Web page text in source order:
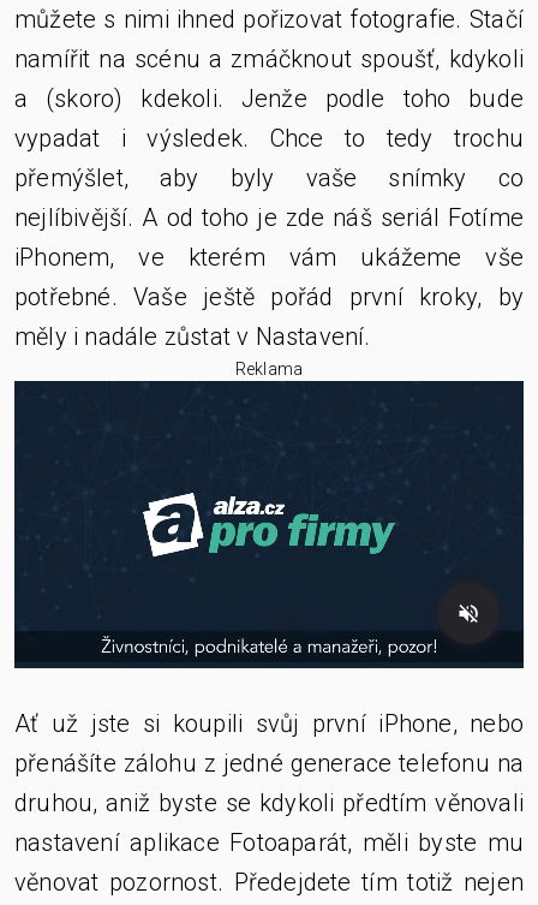
můžete s nimi ihned pořizovat fotografie. Stačí
namířit na scénu a zmáčknout spoušť, kdykoli
a (skoro) kdekoli. Jenže podle toho bude
vypadat i výsledek. Chce to tedy trochu
přemýšlet, aby byly vaše snímky co
nejlíbivější. A od toho je zde náš seriál Fotíme
iPhonem, ve kterém vám ukážeme vše
potřebné. Vaše ještě pořád první kroky, by
měly i nadále zůstat v Nastavení.
Reklama
Ať už jste si koupili svůj první iPhone, nebo
přenášíte zálohu z jedné generace telefonu na
druhou, aniž byste se kdykoli předtím věnovali
nastavení aplikace Fotoaparát, měli byste mu
věnovat pozornost. Předejdete tím totiž nejen